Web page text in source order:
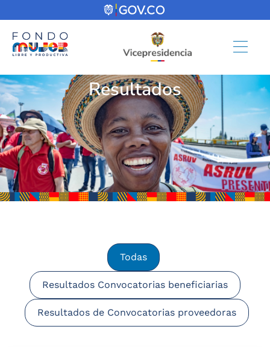
Resultados
Todas
Resultados Convocatorias beneficiarias
Resultados de Convocatorias proveedoras